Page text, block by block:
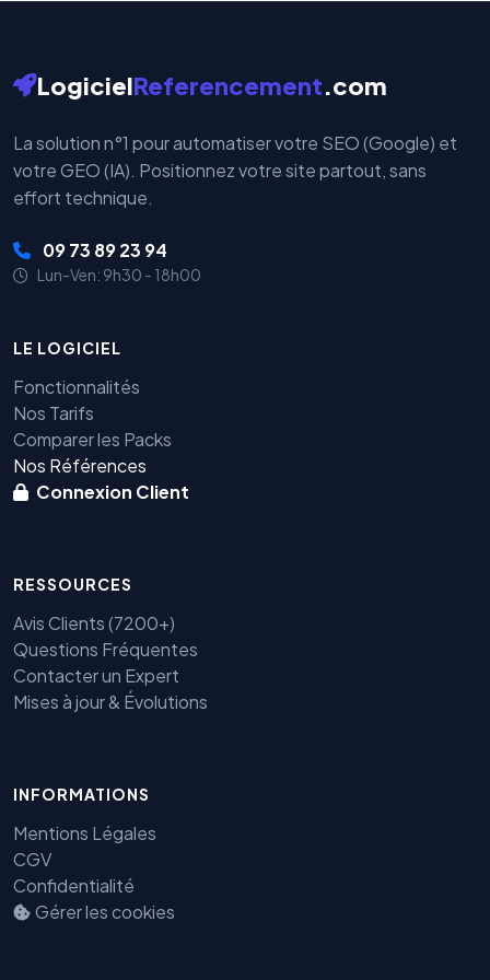
LogicielReferencement.com
La solution n°1 pour automatiser votre SEO (Google) et
votre GEO (IA). Positionnez votre site partout, sans
effort technique.
09 73 89 23 94
Lun-Ven: 9h30 - 18h00
LE LOGICIEL
Fonctionnalités
Nos Tarifs
Comparer les Packs
Nos Références
Connexion Client
RESSOURCES
Avis Clients (7200+)
Questions Fréquentes
Contacter un Expert
Mises à jour & Évolutions
INFORMATIONS
Mentions Légales
CGV
Confidentialité
Gérer les cookies